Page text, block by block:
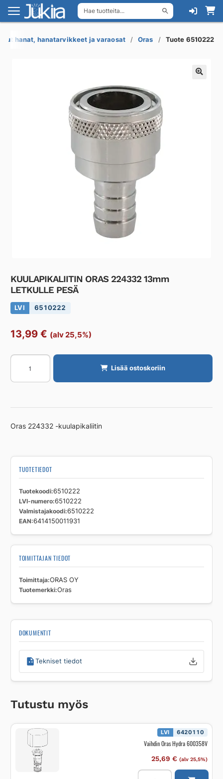
Hae tuotteita...
Siirry
navigointiin
Siirry
sisältöön
hanat, hanatarvikkeet ja varaosat Oras Tuote 6510222
KUULAPIKALIITIN ORAS 224332 13mm
LETKULLE PESÄ
LVI 6510222
13,99 € (alv 25,5%)
KUULAPIKALIITIN
224332
LETKULLE
määrä
Lisää ostoskoriin
Oras 224332 -kuulapikaliitin
TUOTETIEDOT
Tuotekoodi 6510222
LVI-numero 6510222
Valmistajakoodi 6510222
EAN 6414150011931
TOIMITTAJAN TIEDOT
Toimittaja ORAS OY
Tuotemerkki Oras
DOKUMENTIT
Tekniset tiedot
Tutustu myös
LVI 6420110
Vaihdin Oras Hydra 600358V
25,69 € (alv 25,5%)
Vaihdin